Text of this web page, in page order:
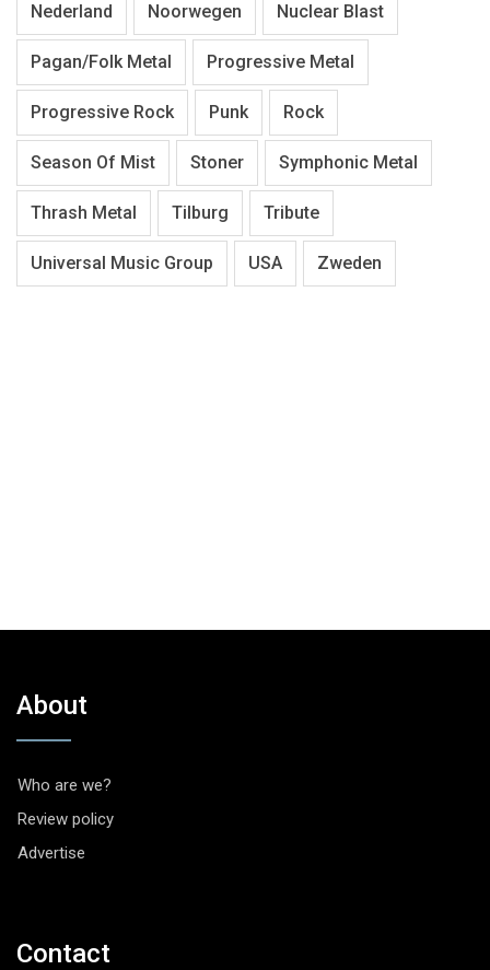
Nederland Noorwegen Nuclear Blast
Pagan/Folk Metal Progressive Metal
Progressive Rock Punk Rock
Season Of Mist Stoner Symphonic Metal
Thrash Metal Tilburg Tribute
Universal Music Group USA Zweden
About
Who are we?
Review policy
Advertise
Contact